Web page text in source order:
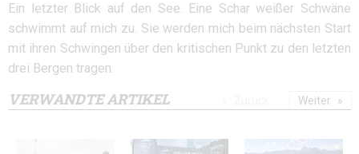
Ein letzter Blick auf den See. Eine Schar weißer Schwäne
schwimmt auf mich zu. Sie werden mich beim nächsten Start
mit ihren Schwingen über den kritischen Punkt zu den letzten
drei Bergen tragen.
VERWANDTE ARTIKEL Weiter